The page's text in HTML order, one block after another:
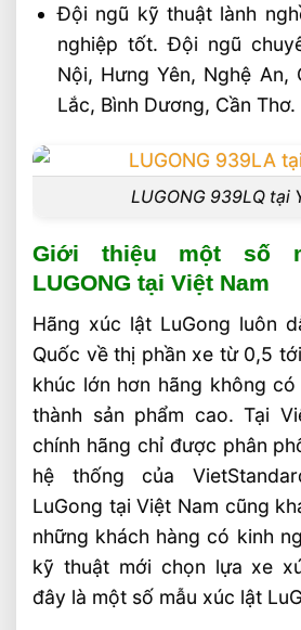
Đội ngũ kỹ thuật lành
nghiệp tốt. Đội ngũ
Nội, Hưng Yên, Nghệ An,
Lắc, Bình Dương, Cần Thơ.
LUGONG 939LQ tại
Giới thiệu một số
LUGONG tại Việt Nam
Hãng xúc lật LuGong luôn
Quốc về thị phần xe từ 0,5
khúc lớn hơn hãng không
thành sản phẩm cao. Tại
chính hãng chỉ được phân
hệ thống của
LuGong tại Việt Nam cũng
những khách hàng có kinh
kỹ thuật mới chọn lựa xe
đây là một số mẫu xúc lật